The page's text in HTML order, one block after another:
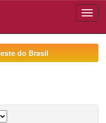
do Brasil